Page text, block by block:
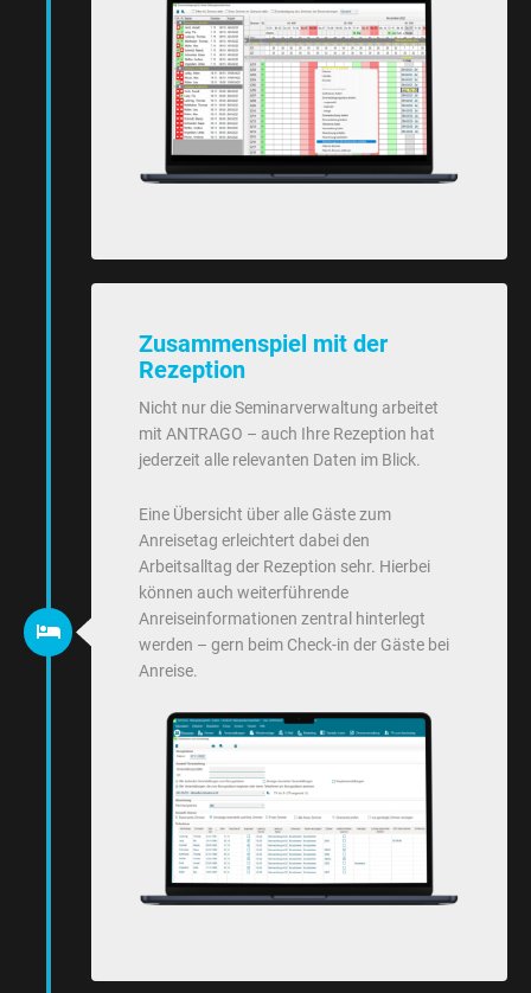
Zusammenspiel mit der
Rezeption
Nicht nur die Seminarverwaltung arbeitet
mit ANTRAGO – auch Ihre Rezeption hat
jederzeit alle relevanten Daten im Blick.
Eine Übersicht über alle Gäste zum
Anreisetag erleichtert dabei den
Arbeitsalltag der Rezeption sehr. Hierbei
können auch weiterführende
Anreiseinformationen zentral hinterlegt
werden – gern beim Check-in der Gäste bei
Anreise.